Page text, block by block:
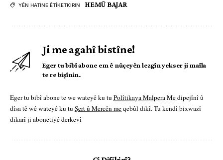
YÊN HATINE ÊTÎKETKIRIN HEMÛ BAJAR
Ji me agahî bistîne!
Eger tu bibî abone em ê nûçeyên lezgîn yekser ji maîla
te re bişînin.
Eger tu bibî abone te we wateyê ku tu Polîtikaya Malpera Medipejînî û
dîsa tê wê wateyê ku tu Şert û Mercên meqebûl dikî. Tu kendî bixwazî
dikarî ji abonetiyê derkevî